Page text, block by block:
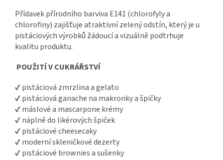
Přídavek přírodního barviva E141 (chlorofyly a
chlorofiny) zajišťuje atraktivní zelený odstín, který je u
pistáciových výrobků žádoucí a vizuálně podtrhuje
kvalitu produktu.
POUŽITÍ V CUKRÁŘSTVÍ
✔ pistáciová zmrzlina a gelato
✔ pistáciová ganache na makronky a špičky
✔ máslové a mascarpone krémy
✔ náplně do likérových špiček
✔ pistáciové cheesecaky
✔ moderní skleničkové dezerty
✔ pistáciové brownies a sušenky